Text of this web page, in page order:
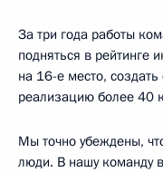
За три года работы
подняться в рейтинге
на 16-е место,
реализацию более 40
Мы точно убеждены,
люди. В нашу команду